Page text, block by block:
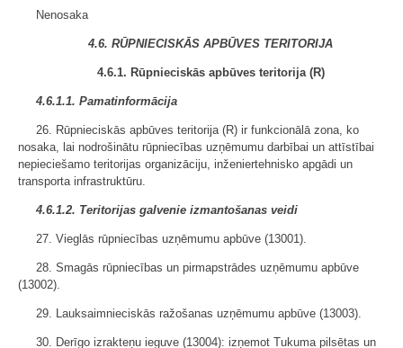
Nenosaka
4.6. RŪPNIECISKĀS APBŪVES TERITORIJA
4.6.1. Rūpnieciskās apbūves teritorija (R)
4.6.1.1. Pamatinformācija
26. Rūpnieciskās apbūves teritorija (R) ir funkcionālā zona, ko
nosaka, lai nodrošinātu rūpniecības uzņēmumu darbībai un attīstībai
nepieciešamo teritorijas organizāciju, inženiertehnisko apgādi un
transporta infrastruktūru.
4.6.1.2. Teritorijas galvenie izmantošanas veidi
27. Vieglās rūpniecības uzņēmumu apbūve (13001).
28. Smagās rūpniecības un pirmapstrādes uzņēmumu apbūve
(13002).
29. Lauksaimnieciskās ražošanas uzņēmumu apbūve (13003).
30. Derīgo izrakteņu ieguve (13004): izņemot Tukuma pilsētas un